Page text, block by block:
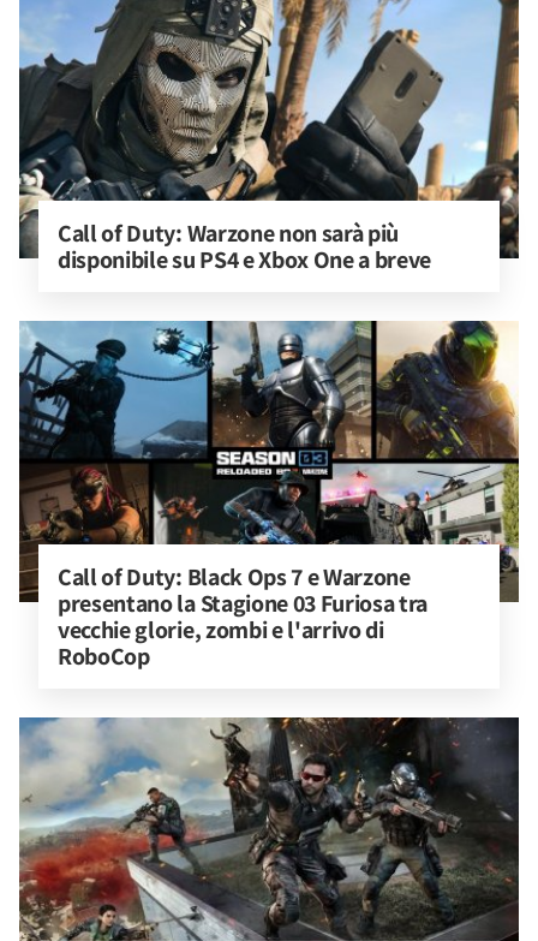
Call of Duty: Warzone non sarà più
disponibile su PS4 e Xbox One a breve
Call of Duty: Black Ops 7 e Warzone
presentano la Stagione 03 Furiosa tra
vecchie glorie, zombi e l'arrivo di
RoboCop